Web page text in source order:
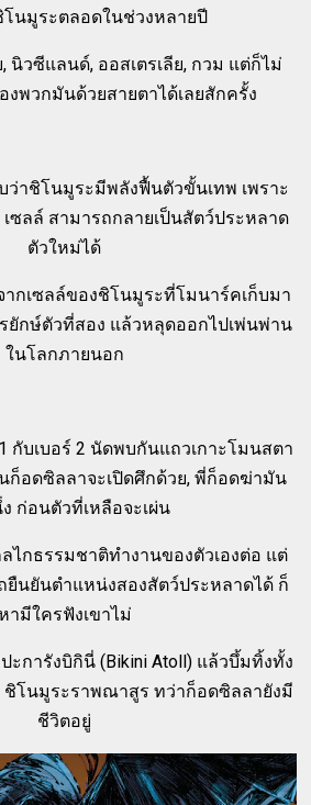
นมูระตลอดในช่วงหลายปี
นิวซีแลนด์, ออสเตรเลีย, กวม แต่ก็ไม่
งพวกมันด้วยสายตาได้เลยสักครั้ง
าชิโนมูระมีพลังฟื้นตัวขั้นเทพ เพราะ
เซลล์ สามารถกลายเป็นสัตว์ประหลาด
ตัวใหม่ได้
ากเซลล์ของชิโนมูระที่โมนาร์คเก็บมา
ยักษ์ตัวที่สอง แล้วหลุดออกไปเพ่นพ่าน
ในโลกภายนอก
กับเบอร์ 2 นัดพบกันแถวเกาะโมนสตา
ก็อดซิลลาจะเปิดศึกด้วย, พี่ก็อดฆ่ามัน
ก่อนตัวที่เหลือจะเผ่น
ไกธรรมชาติทำงานของตัวเองต่อ แต่
ยืนยันตำแหน่งสองสัตว์ประหลาดได้ ก็
ามีใครฟังเขาไม่
ะการังบิกินี่ (Bikini Atoll) แล้วบึ้มทิ้งทั้ง
ชิโนมูระราพณาสูร ทว่าก็อดซิลลายังมี
ชีวิตอยู่